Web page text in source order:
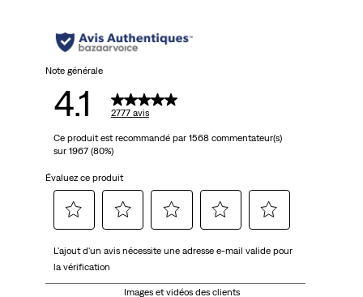
Note générale
4.1 2777 avis
Ce produit est recommandé par 1568 commentateur(s)
sur 1967 (80%)
Évaluez ce produit
pour
attribuer
pour
attribuer
2 étoiles
pour
3 étoiles
pour
4 étoiles
pour
L'ajout d'un avis nécessite une adresse e-mail valide pour
la vérification
Images et vidéos des clients